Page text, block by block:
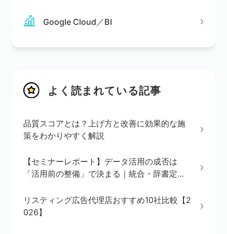
Google Cloud／BI
よく読まれている記事
品質スコアとは？上げ方と改善に効果的な施
策をわかりやすく解説
【セミナーレポート】データ活用の成否は
「活用前の整備」で決まる｜統合・辞書定
リスティング広告代理店おすすめ10社比較【2
026】